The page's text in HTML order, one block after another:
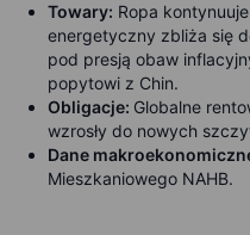
Towary: Ropa
energetyczny zbliża się
pod presją obaw
popytowi z Chin.
Obligacje: Globalne
wzrosły do nowych
Dane
Mieszkaniowego NAHB.